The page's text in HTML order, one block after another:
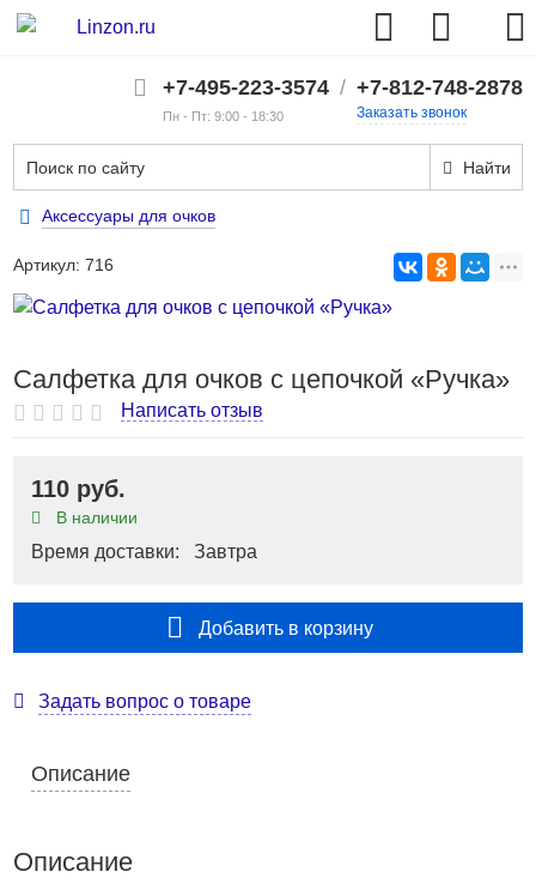
+7-495-223-3574
Пн - Пт: 9:00 - 18:30
/ +7-812-748-2878
Заказать звонок
Найти
Аксессуары для очков
Артикул:716
Салфетка для очков с цепочкой «Ручка»
Написать отзыв
110 руб.
В наличии
Время доставки: Завтра
Добавить в корзину
Задать вопрос о товаре
Описание
Описание